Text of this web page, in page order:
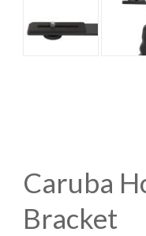
Caruba
Bracket